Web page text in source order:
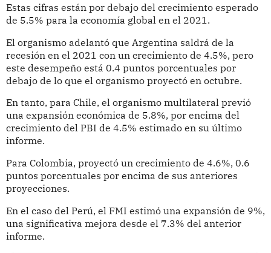
Estas cifras están por debajo del crecimiento esperado
de 5.5% para la economía global en el 2021.
El organismo adelantó que Argentina saldrá de la
recesión en el 2021 con un crecimiento de 4.5%, pero
este desempeño está 0.4 puntos porcentuales por
debajo de lo que el organismo proyectó en octubre.
En tanto, para Chile, el organismo multilateral previó
una expansión económica de 5.8%, por encima del
crecimiento del PBI de 4.5% estimado en su último
informe.
Para Colombia, proyectó un crecimiento de 4.6%, 0.6
puntos porcentuales por encima de sus anteriores
proyecciones.
En el caso del Perú, el FMI estimó una expansión de 9%,
una significativa mejora desde el 7.3% del anterior
informe.